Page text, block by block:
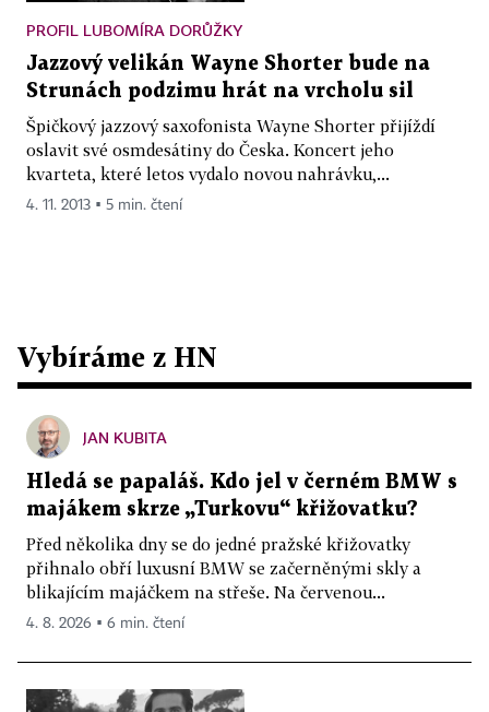
PROFIL LUBOMÍRA DORŮŽKY
Jazzový velikán Wayne Shorter bude na
Strunách podzimu hrát na vrcholu sil
Špičkový jazzový saxofonista Wayne Shorter přijíždí
oslavit své osmdesátiny do Česka. Koncert jeho
kvarteta, které letos vydalo novou nahrávku,...
4. 11. 2013 ▪ 5 min. čtení
Vybíráme z HN
JAN KUBITA
Hledá se papaláš. Kdo jel v černém BMW s
majákem skrze „Turkovu“ křižovatku?
Před několika dny se do jedné pražské křižovatky
přihnalo obří luxusní BMW se začerněnými skly a
blikajícím majáčkem na střeše. Na červenou...
4. 8. 2026 ▪ 6 min. čtení